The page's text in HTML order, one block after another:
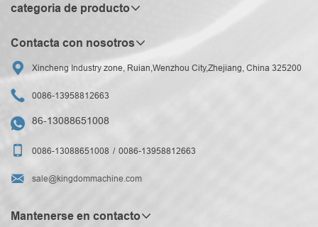
categoria de producto
Contacta con nosotros
 Xincheng Industry zone, Ruian,Wenzhou City,Zhejiang, China 325200
 0086-13958812663
 86-13088651008
 0086-13088651008 0086-13958812663
 sale@kingdommachine.com
Mantenerse en contacto